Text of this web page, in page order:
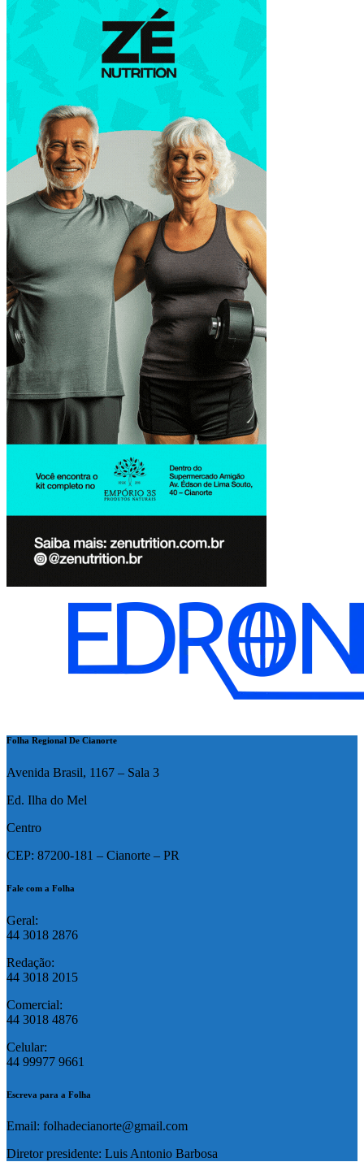
Folha Regional De Cianorte
Avenida Brasil, 1167 – Sala 3
Ed. Ilha do Mel
Centro
CEP: 87200-181 – Cianorte – PR
Fale com a Folha
Geral:
44 3018 2876
Redação:
44 3018 2015
Comercial:
44 3018 4876
Celular:
44 99977 9661
Escreva para a Folha
Email: folhadecianorte@gmail.com
Diretor presidente: Luis Antonio Barbosa